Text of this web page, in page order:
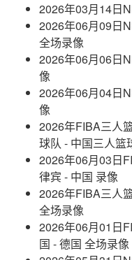
2026年03月14日
2026年06月09日
全场录像
2026年06月06日
像
2026年06月04日
像
2026年FIBA三人
球队 - 中国三人篮
2026年06月03日
律宾 - 中国 录像
2026年FIBA三人
全场录像
2026年06月01日
国 - 德国 全场录像